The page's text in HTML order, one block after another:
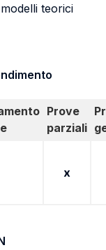
teorici
Prove
parziali
x